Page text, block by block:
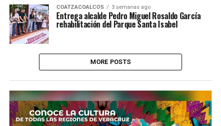
COATZACOALCOS 3 semanas ago
Entrega alcalde Pedro Miguel Rosaldo García
rehabilitación del Parque Santa Isabel
MORE POSTS